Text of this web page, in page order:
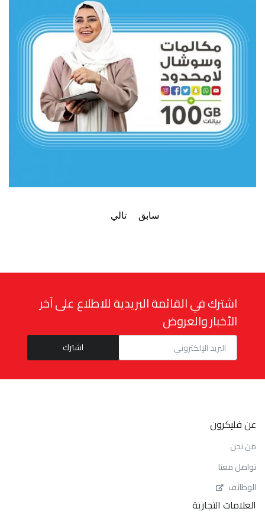
تالي سابق
اشترك في القائمة البريدية للاطلاع على آخر
الأخبار والعروض
عن فليكرون
من نحن
تواصل معنا
الوظائف
العلامات التجارية